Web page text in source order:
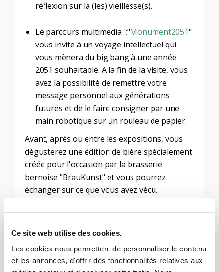
Ce site web utilise des cookies.
Les cookies nous permettent de personnaliser le contenu
et les annonces, d'offrir des fonctionnalités relatives aux
réflexion sur la (les) vieillesse(s).
Le parcours multimédia ;"Monument2051"
vous invite à un voyage intellectuel qui
vous mènera du big bang à une année
2051 souhaitable. A la fin de la visite, vous
avez la possibilité de remettre votre
message personnel aux générations
futures et de le faire consigner par une
main robotique sur un rouleau de papier.
Avant, après ou entre les expositions, vous
dégusterez une édition de bière spécialement
créée pour l'occasion par la brasserie
bernoise "BrauKunst" et vous pourrez
échanger sur ce que vous avez vécu.
expositions ainsi qu'une "bière de musée". Il
n'est pas nécessaire de s'inscrire.